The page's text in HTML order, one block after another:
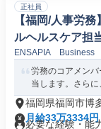
正社員
【福岡/人事労
ルヘルスケア担
ENSAPIA Business
労務のコアメン
当します。さら
福岡県福岡市博
月給33万3334
必要な経験・能